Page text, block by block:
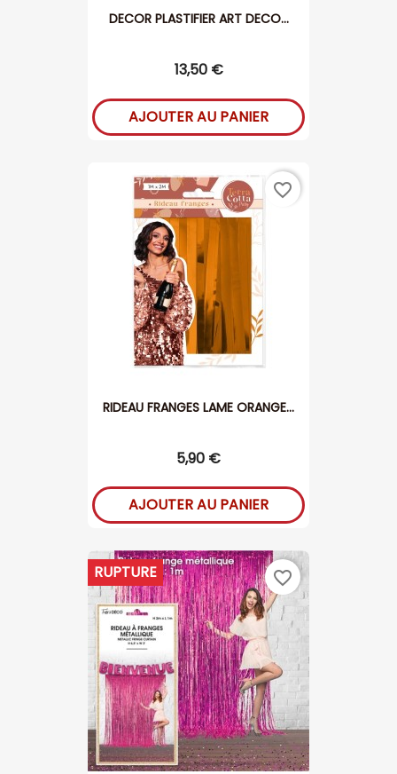
DECOR PLASTIFIER ART DECO...
13,50 €
AJOUTER AU PANIER
RIDEAU FRANGES LAME ORANGE...
5,90 €
AJOUTER AU PANIER
favorite_border
RUPTURE favorite_border